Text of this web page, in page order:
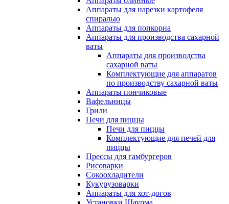
Аппараты для нарезки картофеля
спиралью
Аппараты для попкорна
Аппараты для производства сахарной
ваты
Аппараты для производства
сахарной ваты
Комплектующие для аппаратов
по производству сахарной ваты
Аппараты пончиковые
Вафельницы
Грили
Печи для пиццы
Печи для пиццы
Комплектующие для печей для
пиццы
Прессы для гамбургеров
Рисоварки
Сокоохладители
Кукурузоварки
Аппараты для хот-догов
Установки Шаурма